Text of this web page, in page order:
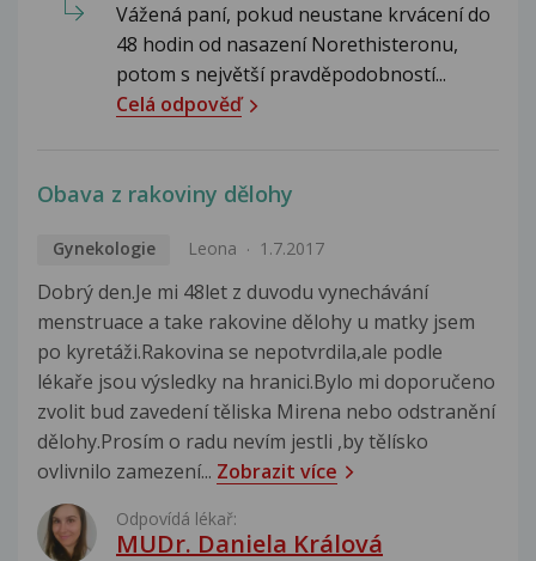
Vážená paní, pokud neustane krvácení do
48 hodin od nasazení Norethisteronu,
potom s největší pravděpodobností...
Celá odpověď
Obava z rakoviny dělohy
Gynekologie Leona 1.7.2017
Dobrý den.Je mi 48let z duvodu vynechávání
menstruace a take rakovine dělohy u matky jsem
po kyretáži.Rakovina se nepotvrdila,ale podle
lékaře jsou výsledky na hranici.Bylo mi doporučeno
zvolit bud zavedení těliska Mirena nebo odstranění
dělohy.Prosím o radu nevím jestli ,by tělísko
ovlivnilo zamezení... Zobrazit více
Odpovídá lékař:
MUDr. Daniela Králová